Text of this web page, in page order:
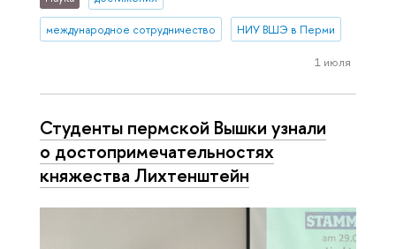
международное сотрудничество НИУ ВШЭ в Перми
1 июля
Студенты пермской Вышки узнали
о достопримечательностях
княжества Лихтенштейн